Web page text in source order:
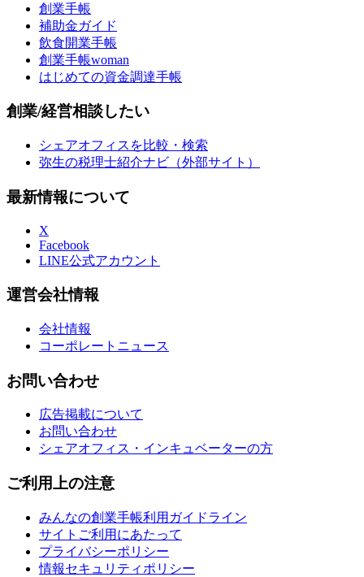
創業手帳
補助金ガイド
飲食開業手帳
創業手帳woman
はじめての資金調達手帳
創業/経営相談したい
シェアオフィスを比較・検索
弥生の税理士紹介ナビ（外部サイト）
最新情報について
X
Facebook
LINE公式アカウント
運営会社情報
会社情報
コーポレートニュース
お問い合わせ
広告掲載について
お問い合わせ
シェアオフィス・インキュベーターの方
ご利用上の注意
みんなの創業手帳利用ガイドライン
サイトご利用にあたって
プライバシーポリシー
情報セキュリティポリシー